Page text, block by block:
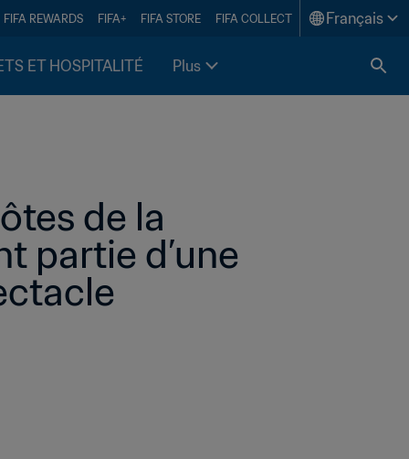
FIFA REWARDS FIFA+ FIFA STORE FIFA COLLECT Français
ET HOSPITALITÉ Plus
de la
partie d’une